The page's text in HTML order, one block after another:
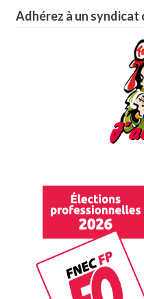
Adhérez à un